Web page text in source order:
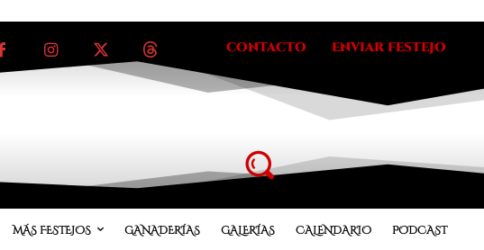
CONTACTO ENVIAR FESTEJO
MÁS FESTEJOS GANADERÍAS GALERÍAS CALENDARIO PODCAST